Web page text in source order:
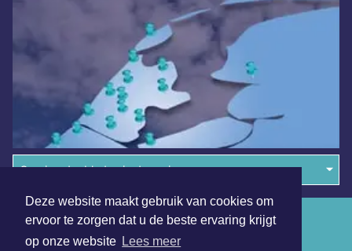
Deze website maakt gebruik van cookies om
ervoor te zorgen dat u de beste ervaring krijgt
op onze website Lees meer
Overige dagbladen in de regio
Algemene voorwaarden
Disclaimer